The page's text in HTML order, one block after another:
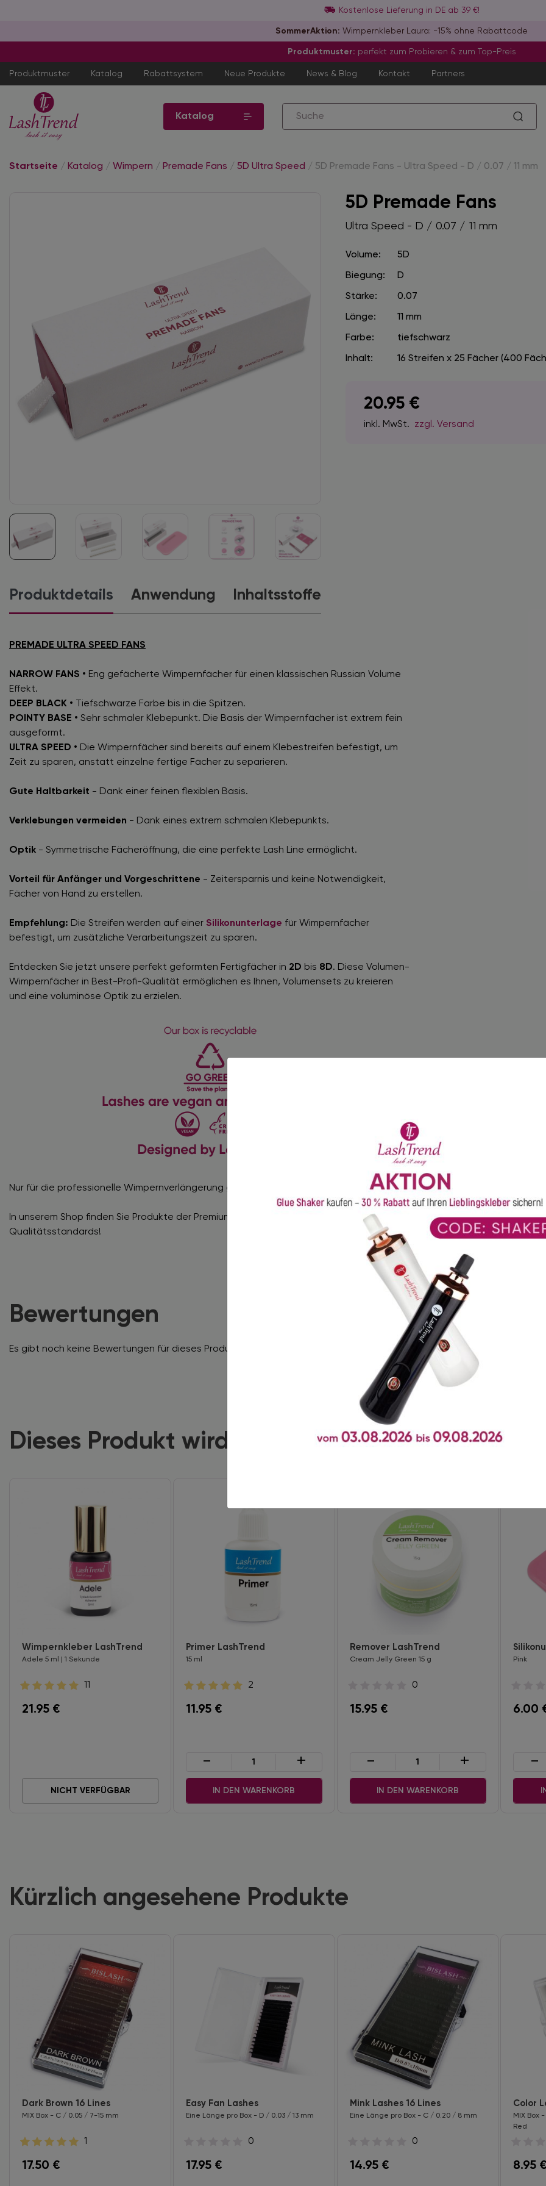
Kostenlose Lieferung in DE ab 39 €!
SommerAktion: Wimpernkleber Laura: -15% ohne Rabattcode
Produktmuster: perfekt zum Probieren & zum Top-Preis
Produktmuster Katalog Rabattsystem Neue Produkte News & Blog Kontakt Partners
Katalog
Startseite / Katalog / Wimpern / Premade Fans / 5D Ultra Speed / 5D Premade Fans - Ultra Speed - D / 0.07 / 11 mm
5D Premade Fans
Ultra Speed - D / 0.07 / 11 mm
Volume: 5D
Biegung: D
Stärke: 0.07
Länge: 11 mm
Farbe: tiefschwarz
Inhalt: 16 Streifen x 25 Fächer (400
20.95 €
inkl. MwSt. zzgl. Versand
Produktdetails Anwendung Inhaltsstoffe
PREMADE ULTRA SPEED FANS
NARROW FANS • Eng gefächerte Wimpernfächer für einen klassischen Russian Volume
Effekt.
DEEP BLACK • Tiefschwarze Farbe bis in die Spitzen.
POINTY BASE • Sehr schmaler Klebepunkt. Die Basis der Wimpernfächer ist extrem fein
ausgeformt.
ULTRA SPEED • Die Wimpernfächer sind bereits auf einem Klebestreifen befestigt, um
Zeit zu sparen, anstatt einzelne fertige Fächer zu separieren.
Gute Haltbarkeit - Dank einer feinen flexiblen Basis.
Verklebungen vermeiden - Dank eines extrem schmalen Klebepunkts.
Optik - Symmetrische Fächeröffnung, die eine perfekte Lash Line ermöglicht.
Vorteil für Anfänger und Vorgeschrittene - Zeitersparnis und keine Notwendigkeit,
Fächer von Hand zu erstellen.
Empfehlung: Die Streifen werden auf einer Silikonunterlage für Wimpernfächer
befestigt, um zusätzliche Verarbeitungszeit zu sparen.
Entdecken Sie jetzt unsere perfekt geformten Fertigfächer in 2D bis 8D. Diese Volumen-
Wimpernfächer in Best-Profi-Qualität ermöglichen es Ihnen, Volumensets zu kreieren
und eine voluminöse Optik zu erzielen.
Nur für die professionelle Wimpernverlängerung geeignet!
In unserem Shop finden Sie Produkte der Premiumklasse, gekennzeichnet durch hohe
Qualitätsstandards!
Bewertungen
Es gibt noch keine Bewertungen für dieses Produkt.
Dieses Produkt wird oft zusammen gekauft
Wimpernkleber LashTrend
Adele 5 ml | 1 Sekunde
11
21.95 €
NICHT VERFÜGBAR
Primer LashTrend
15 ml
2
11.95€
- +
IN DEN WARENKORB
Remover LashTrend
Cream Jelly Green 15 g
0
15.95€
- +
IN DEN WARENKORB
Pink
6.00
-
Kürzlich angesehene Produkte
Dark Brown 16 Lines
MIX Box - C / 0.05 / 7-15 mm
1
17.50 €
Easy Fan Lashes
Eine Länge pro Box - D / 0.03 / 13 mm
0
17.95€
Mink Lashes 16 Lines
Eine Länge pro Box - C / 0.20 / 8 mm
0
14.95€
Color
MIX Box
Red
8.95